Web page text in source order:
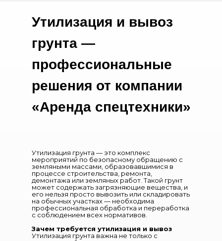
Утилизация и вывоз
грунта —
профессиональные
решения от компании
«Аренда спецтехники»
Утилизация грунта — это комплекс
мероприятий по безопасному обращению с
земляными массами, образовавшимися в
процессе строительства, ремонта,
демонтажа или земляных работ. Такой грунт
может содержать загрязняющие вещества, и
его нельзя просто вывозить или складировать
на обычных участках — необходима
профессиональная обработка и переработка
с соблюдением всех нормативов.
Зачем требуется утилизация и вывоз
Утилизация грунта важна не только с